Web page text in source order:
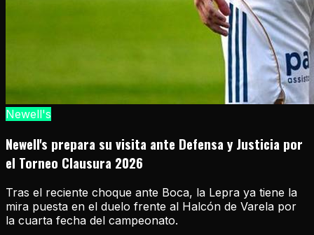
Newell's
Newell's prepara su visita ante Defensa y Justicia por
el Torneo Clausura 2026
Tras el reciente choque ante Boca, la Lepra ya tiene la
mira puesta en el duelo frente al Halcón de Varela por
la cuarta fecha del campeonato.